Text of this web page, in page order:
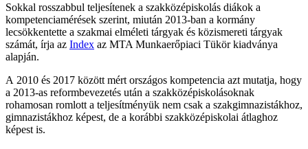
Sokkal rosszabbul teljesítenek a szakközépiskolás diákok a
kompetenciamérések szerint, miután 2013-ban a kormány
lecsökkentette a szakmai elméleti tárgyak és közismereti tárgyak
számát, írja az Index az MTA Munkaerőpiaci Tükör kiadványa
alapján.
A 2010 és 2017 között mért országos kompetencia azt mutatja, hogy
a 2013-as reformbevezetés után a szakközépiskolásoknak
rohamosan romlott a teljesítményük nem csak a szakgimnazistákhoz,
gimnazistákhoz képest, de a korábbi szakközépiskolai átlaghoz
képest is.